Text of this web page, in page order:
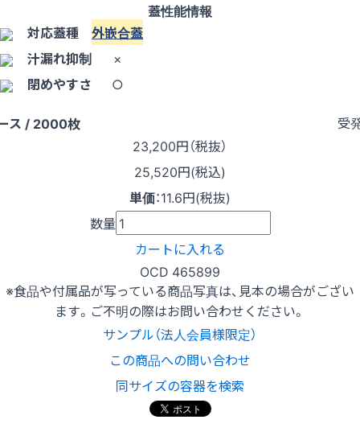
蓋性能情報
対応蓋種 外嵌合蓋
汁漏れ抑制
×
閉めやすさ
○
ス / 2000枚
受
23,200円（税抜）
25,520円(税込)
単価：11.6円(税抜)
数量
カートに入れる
OCD 465899
※食品や付属品が写っている商品写真は、見本の場合がござい
ます。ご不明の際はお問い合わせください。
サンプル（法人会員様限定）
この商品への問い合わせ
同サイズの容器を検索